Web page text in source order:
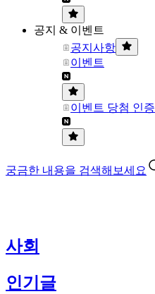
공지 & 이벤트
공지사항
이벤트
이벤트 당첨 인증
궁금한 내용을 검색해보세요
사회
인기글